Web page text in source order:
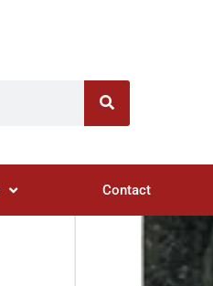
Contact